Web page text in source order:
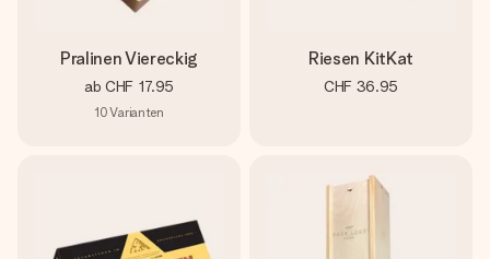
Pralinen Viereckig
ab CHF 17.95
10Varianten
Riesen KitKat
CHF 36.95